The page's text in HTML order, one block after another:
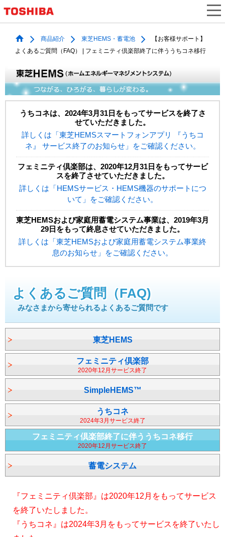
商品紹介 東芝HEMS・蓄電池
【お客様サポート】
よくあるご質問（FAQ） | フェミニティ倶楽部終了に伴ううちコネ移行
うちコネは、2024年3月31日をもってサービスを終了さ
せていただきました。
詳しくは「東芝HEMSスマートフォンアプリ 『うちコ
ネ』 サービス終了のお知らせ」をご確認ください。
フェミニティ倶楽部は、2020年12月31日をもってサービ
スを終了させていただきました。
詳しくは「HEMSサービス・HEMS機器のサポートにつ
いて」をご確認ください。
東芝HEMSおよび家庭用蓄電システム事業は、2019年3月
29日をもって終息させていただきました。
詳しくは「東芝HEMSおよび家庭用蓄電システム事業終
息のお知らせ」をご確認ください。
よくあるご質問（FAQ)
みなさまから寄せられるよくあるご質問です
東芝HEMS
フェミニティ倶楽部
2020年12月サービス終了
SimpleHEMS™
うちコネ
2024年3月サービス終了
フェミニティ倶楽部終了に伴う うちコネ移行
2020年12月サービス終了
蓄電システム
『フェミニティ倶楽部』は2020年12月をもってサービス
を終了いたしました。
『うちコネ』は2024年3月をもってサービスを終了いたし